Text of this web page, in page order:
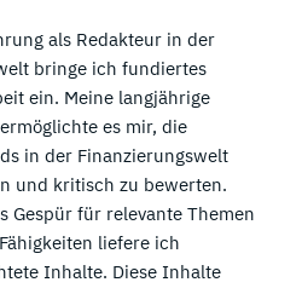
als Redakteur in der
bringe ich fundiertes
ein. Meine langjährige
es mir, die
in der Finanzierungswelt
und kritisch zu bewerten.
Gespür für relevante Themen
liefere ich
Inhalte. Diese Inhalte